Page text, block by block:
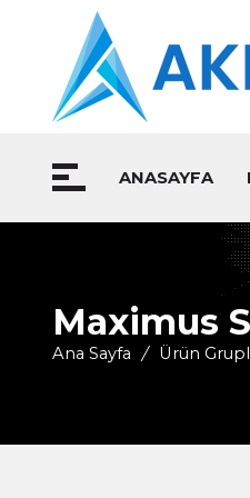
ANASAYFA
Maximus
Ana Sayfa / Ürün